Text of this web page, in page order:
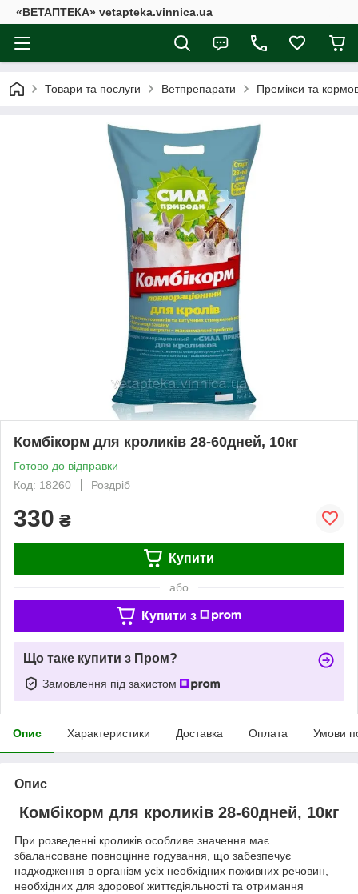
«ВЕТАПТЕКА» vetapteka.vinnica.ua
Товари та послуги Ветпрепарати Премікси та
Комбікорм для кроликів 28-60дней, 10кг
Готово до відправки
Код: 18260
Роздріб
330 ₴
Купити
або
Купити з
Що таке купити з Пром?
Замовлення під захистом
Опис Характеристики Доставка Оплата Умови
Опис
Комбікорм для кроликів 28-60дней, 10кг
При розведенні кроликів особливе значення має
збалансоване повноцінне годування, що забезпечує
надходження в організм усіх необхідних поживних речовин,
необхідних для здорової життєдіяльності та отримання